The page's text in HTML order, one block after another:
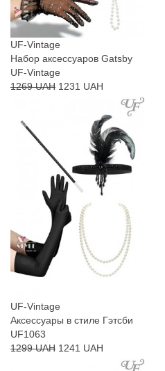
UF-Vintage
Набор аксессуаров Gatsby
UF-Vintage
1269 UAH 1231 UAH
UF-Vintage
Аксессуары в стиле Гэтсби
UF1063
1299 UAH 1241 UAH